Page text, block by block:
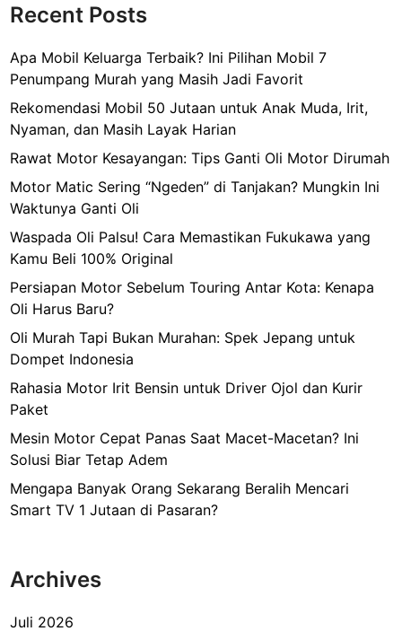
Recent Posts
Apa Mobil Keluarga Terbaik? Ini Pilihan Mobil 7
Penumpang Murah yang Masih Jadi Favorit
Rekomendasi Mobil 50 Jutaan untuk Anak Muda, Irit,
Nyaman, dan Masih Layak Harian
Rawat Motor Kesayangan: Tips Ganti Oli Motor Dirumah
Motor Matic Sering “Ngeden” di Tanjakan? Mungkin Ini
Waktunya Ganti Oli
Waspada Oli Palsu! Cara Memastikan Fukukawa yang
Kamu Beli 100% Original
Persiapan Motor Sebelum Touring Antar Kota: Kenapa
Oli Harus Baru?
Oli Murah Tapi Bukan Murahan: Spek Jepang untuk
Dompet Indonesia
Rahasia Motor Irit Bensin untuk Driver Ojol dan Kurir
Paket
Mesin Motor Cepat Panas Saat Macet-Macetan? Ini
Solusi Biar Tetap Adem
Mengapa Banyak Orang Sekarang Beralih Mencari
Smart TV 1 Jutaan di Pasaran?
Archives
Juli 2026